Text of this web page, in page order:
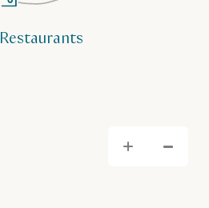
Restaurants